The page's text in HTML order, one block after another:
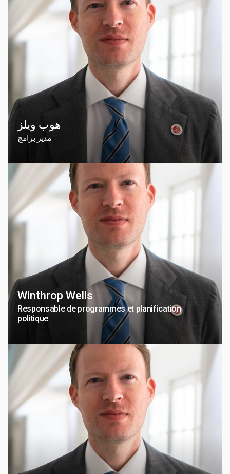
هوب ويلز
مدير برامج
Winthrop Wells
Responsable de programmes et planification
politique